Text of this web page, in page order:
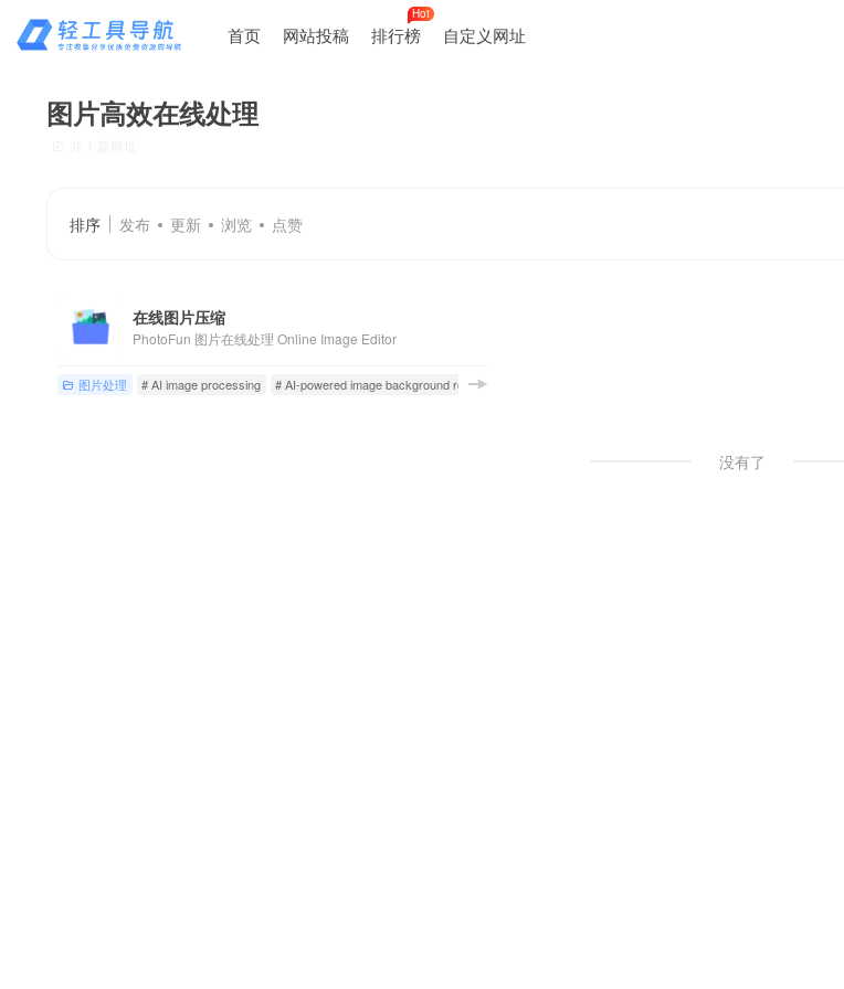
首页 网站投稿 排行榜
Hot
自定义网址
图片高效在线处理
排序 发布 更新 浏览 点赞
在线图片压缩
PhotoFun 图片在线处理 Online Image Editor
图片处理 # AI image processing # AI-powered image background removal
没有了